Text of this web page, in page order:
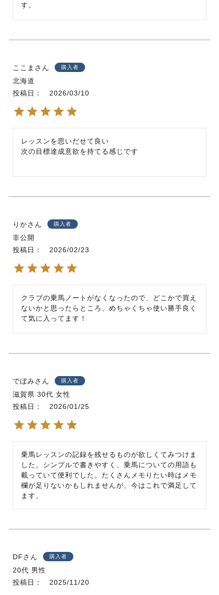
す。
ここま 購入者
北海道
投稿日
2026/03/10
レッスンを思いだせて良い
次の目標達成意欲を持てる感じです
りか 購入者
非公開
投稿日
2026/02/23
クラブの乗馬ノートがなくなったので、どこかで買え
ないかと思ったらところ、めちゃくちゃ使い勝手良く
て気に入ってます！
でぼみ 購入者
滋賀県 30代 女性
投稿日
2026/01/25
乗馬レッスンの記録を残せるものが欲しくてみつけま
した。シンプルで書きやすく、乗馬についての用語も
載っていて便利でした。たくさんメモりたい時はメモ
欄が足りないかもしれませんが、今はこれで満足して
ます。
DF 購入者
20代 男性
投稿日
2025/11/20